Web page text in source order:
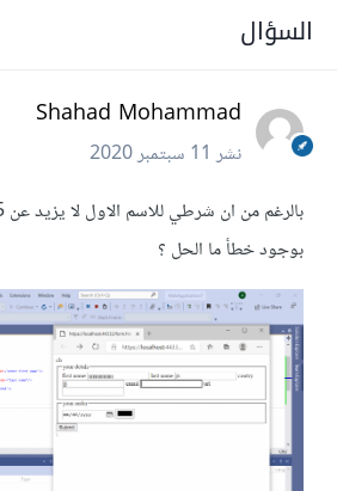
السؤال
Shahad Mohammad
نشر11 سبتمبر 2020
بوجود خطأ ما الحل ؟